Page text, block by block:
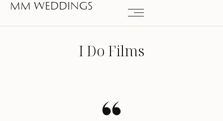
MM WEDDINGS
I Do Films